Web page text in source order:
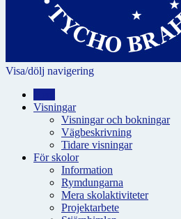
Visa/dölj navigering
Visningar
Visningar och bokningar
Vägbeskrivning
Tidare visningar
För skolor
Information
Rymdungarna
Mera skolaktiviteter
Projektarbete